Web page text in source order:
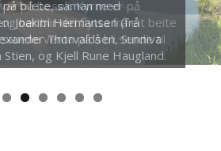
på besøk. Kyrne er på
her blir dei flytta frå eit beite
venta på å bli sende til